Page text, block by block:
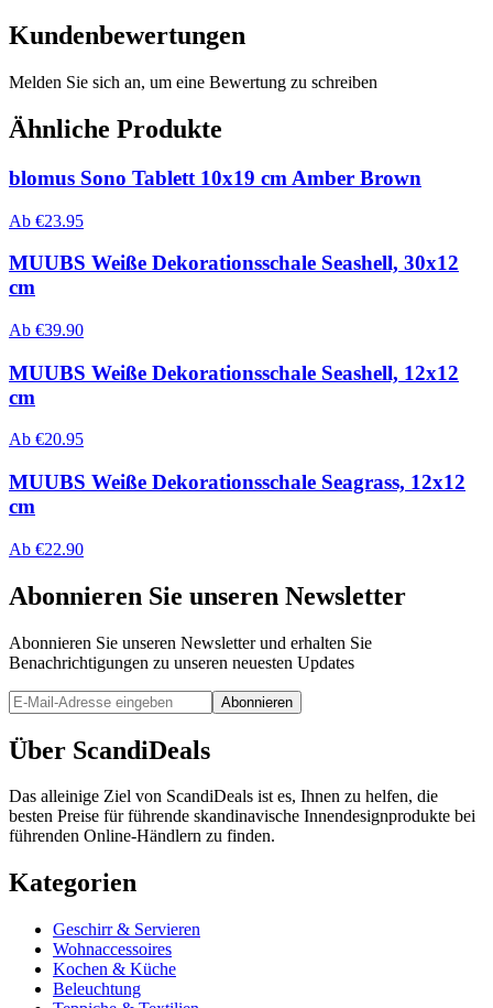
Kundenbewertungen
Melden Sie sich an, um eine Bewertung zu schreiben
Ähnliche Produkte
blomus Sono Tablett 10x19 cm Amber Brown
Ab €23.95
MUUBS Weiße Dekorationsschale Seashell, 30x12
cm
Ab €39.90
MUUBS Weiße Dekorationsschale Seashell, 12x12
cm
Ab €20.95
MUUBS Weiße Dekorationsschale Seagrass, 12x12
cm
Ab €22.90
Abonnieren Sie unseren Newsletter
Abonnieren Sie unseren Newsletter und erhalten Sie
Benachrichtigungen zu unseren neuesten Updates
Abonnieren
Über ScandiDeals
Das alleinige Ziel von ScandiDeals ist es, Ihnen zu helfen, die
besten Preise für führende skandinavische Innendesignprodukte bei
führenden Online-Händlern zu finden.
Kategorien
Geschirr & Servieren
Wohnaccessoires
Kochen & Küche
Beleuchtung